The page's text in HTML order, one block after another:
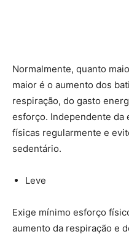
Normalmente, quanto
maior é o aumento dos
respiração, do gasto
esforço. Independente da
físicas regularmente e
sedentário.
Leve
Exige mínimo esforço
aumento da respiração e